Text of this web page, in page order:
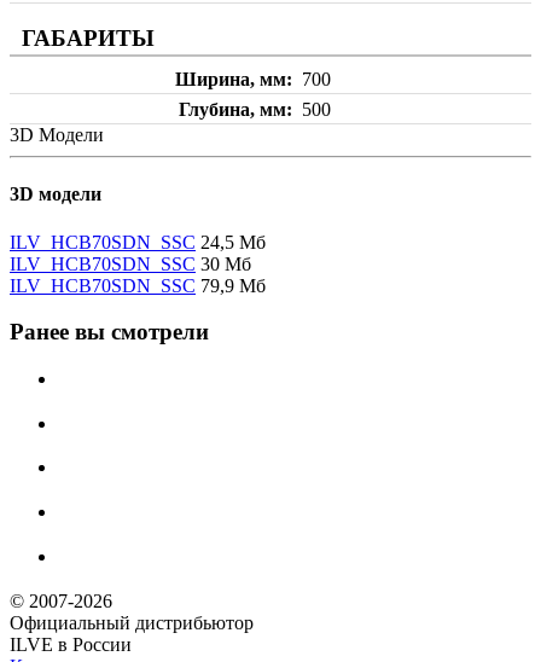
ГАБАРИТЫ
Ширина, мм
700
Глубина, мм
500
3D Модели
3D модели
ILV_HCB70SDN_SSC 24,5 Мб
ILV_HCB70SDN_SSC 30 Мб
ILV_HCB70SDN_SSC 79,9 Мб
Ранее вы смотрели
© 2007-2026
Официальный дистрибьютoр
ILVE в России